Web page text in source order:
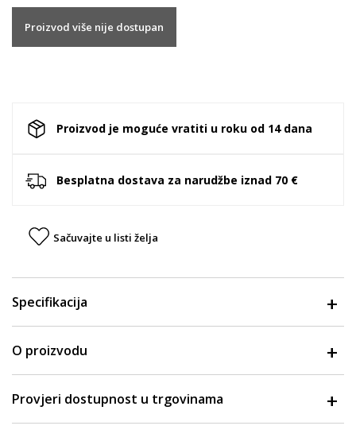
Proizvod više nije dostupan
Proizvod je moguće vratiti u roku od 14 dana
Besplatna dostava za narudžbe iznad 70 €
Sačuvajte u listi želja
Specifikacija
O proizvodu
Provjeri dostupnost u trgovinama